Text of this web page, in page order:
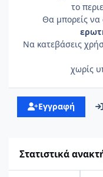
το
Θα μπορείς να
Να κατεβάσεις
χωρίς
Εγγραφή
Στατιστικά